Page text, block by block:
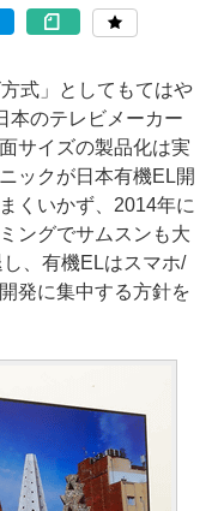
式」としてもてはや
本のテレビメーカー
サイズの製品化は実
ックが日本有機EL開
くいかず、2014年に
ングでサムスンも大
、有機ELはスマホ/
発に集中する方針を